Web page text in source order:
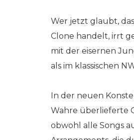
Wer jetzt glaubt,
Clone handelt, irrt
mit der eisernen
als im klassischen
In der neuen
Wahre überlieferte
obwohl alle Songs